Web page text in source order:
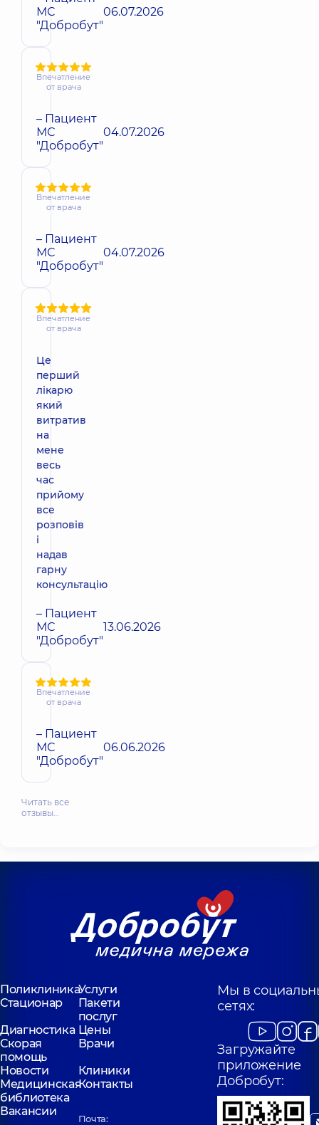
МС
"Добробут"
06.07.2026
Впечатление
от врача
– Пациент
МС
"Добробут"
04.07.2026
Впечатление
от врача
– Пациент
МС
"Добробут"
04.07.2026
Впечатление
от врача
Це
перший
лікарю
який
витратив
на
мене
весь
час
прийому
все
розповів
і
надав
гарну
консультацію
– Пациент
МС
"Добробут"
13.06.2026
Впечатление
от врача
– Пациент
МС
"Добробут"
06.06.2026
Читать все
отзывы…
ПоликлиникаУслуги
Стационар
Пакети
послуг
Диагностика Цены
Скорая
помощь
Врачи
Новости
Клиники
Медицинская
библиотека
Контакты
Вакансии
Почта:
Мы в
сетях:
Загружайте
приложение
Добробут: